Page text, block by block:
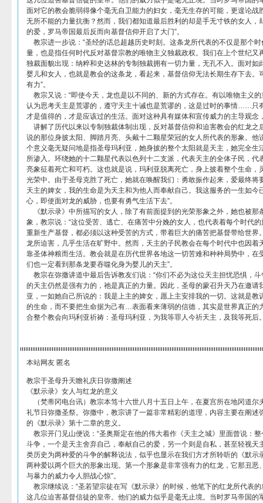
面对它的教会脆弱得像个毫无自卫能力的妇女，毫无生存的可能，更遑论战
无所不能的力量抗衡？然而，我们都知道最后胜利的却是手无寸铁的女人，
的爱，罗马帝国最后反而向基督信仰开启了大门”。
教宗进一步说：“圣经的话总超越历史时刻。这条龙所代表的不仅是那个
量，也是指任何时代反对基督宗教的唯物主义独裁政权。我们在上个世纪又
独裁面貌出现：纳粹和史达林的专制独裁拥有一切力量，无孔不入。面对如
婴儿和女人，也就是教会的这条龙，看起来，基督信仰无法长期生存下去。
有力”。
教宗又说：“即使今天，龙也是以不同的、新的方式存在。有以唯物主义
认为思考天主是荒谬的，遵守天主十诫也是荒谬的，这是过时的事情……只
才是值得的，才是应该过的生活。面对这种具有媒体和宣传威力的主导观念
讲解了历代以来以专制独裁体制出现，反对基督信仰和迫害教会的红龙之
说的那位身披太阳、脚踏月亮、头戴十二颗星荣冠的女人所代表的形象。他
个意义毫无疑问地是指圣母玛利亚，她身披的整个太阳就是天主，她完全生
所渗入。环绕她的十二颗星代表以色列十二支派，代表天主的全体子民，代
亮象征着死亡和可朽。这也就是说，玛利亚脱离死亡，身上披着整个生命，
光荣中。由于圣母克胜了死亡，她就在唤醒我们：勇敢振作起来，爱最终将
天主的婢女，我的生命是为天主和为他人而奉献自己。我这服务的一生如今
心，即使面对龙的威胁，也要有勇气生活下去”。
《默示录》中所描写的女人，除了有前面提到的光荣形象之外，她也被那
象，教宗说：“这位受苦、逃亡、在痛苦中分娩的女人，也代表着每个时代
重新生产基督，都必须以这种受苦的方式，带着巨大的痛苦把基督带给世界
龙所迫害，几乎生活在旷野中。然而，天主的子民教会在每个时代中也因着
靠圣体神粮而生活。教会就是在历代世界各地这一切苦难和种种局势中，
们也一定看到那条龙要吞噬化身为婴儿的天主”。
教宗在弥撒讲道中最后告诉教友们说：“你们不必为这位天主担忧恐惧，
的天主仍然是强有力的，祂是真正的力量。因此，圣母的蒙召升天乃在邀请
亚，一如她自己所说的：我是上主的婢女，愿上主安排我的一切。这就是教
的生命，而不要把生命据为己有…表面看来薄弱的信德，其实是世界真正的
合整个教会向玛利亚祈祷：圣母玛利亚，为我等罪人今祈天主，及我等死后
本站网友 匿名
教宗于圣母升天瞻礼庆日弥撒阐述
《默示录》女人与红龙的意义
（梵蒂冈电台讯）教宗本笃十六世八月十五日上午，在夏宫所在地冈道尔
礼节日弥撒圣祭。弥撒中，教宗讲了一篇非常精彩的道理，内容主要在阐述
的《默示录》第十二章的意义。
教宗开门见山便说：“圣奥斯定在他的伟大着作《天主之城》里面曾说：
斗争，一个是天主舍弃自己，奉献自己的爱，另一个则是自私，甚至轻视天
类历史为两种爱的斗争的解释说法，似乎也显示在我们方才所聆听的《默示
两种爱以两个巨大的形象出现。第一个形象是非常强有力的红龙，它那丑恶
与暴力的威力令人胆战心惊”。
教宗继续说：“圣若望宗徒在写《默示录》的时候，他笔下的红龙所代表
这几位迫害基督信徒的皇帝。他们的威力似乎是毫无止境。当时罗马帝国的